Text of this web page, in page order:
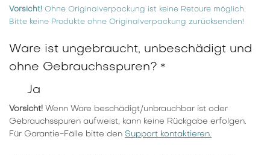
Vorsicht! Ohne Originalverpackung ist keine Retoure möglich.
Bitte keine Produkte ohne Originalverpackung zurücksenden!
Ware ist ungebraucht, unbeschädigt und
ohne Gebrauchsspuren? *
Ja
Vorsicht! Wenn Ware beschädigt/unbrauchbar ist oder
Gebrauchsspuren aufweist, kann keine Rückgabe erfolgen.
Für Garantie-Fälle bitte den Support kontaktieren.